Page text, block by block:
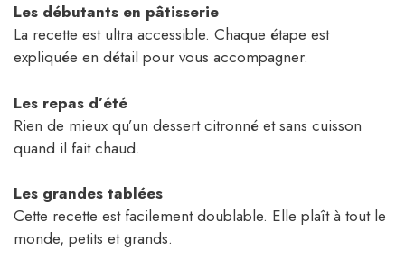
Les débutants en pâtisserie
La recette est ultra accessible. Chaque étape est
expliquée en détail pour vous accompagner.
Les repas d’été
Rien de mieux qu’un dessert citronné et sans cuisson
quand il fait chaud.
Les grandes tablées
Cette recette est facilement doublable. Elle plaît à tout le
monde, petits et grands.